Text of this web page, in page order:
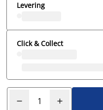
Levering
Click & Collect